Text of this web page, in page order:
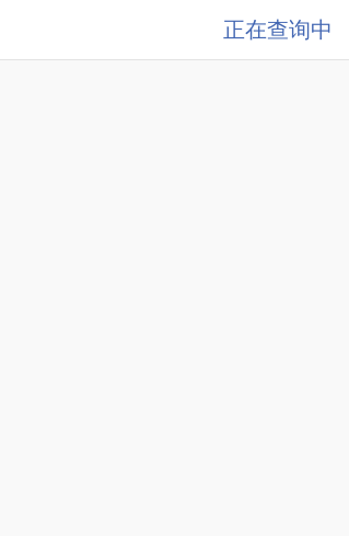
正在查询中